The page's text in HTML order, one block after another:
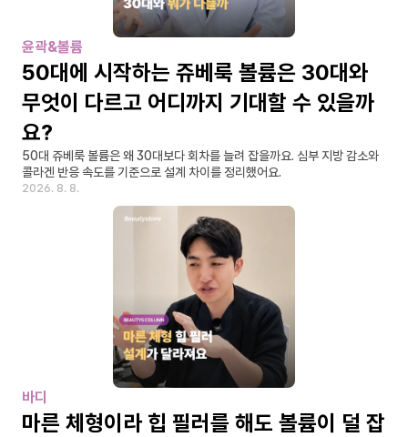
윤곽&볼륨
50대에 시작하는 쥬베룩 볼륨은 30대와
무엇이 다르고 어디까지 기대할 수 있을까
요?
50대 쥬베룩 볼륨은 왜 30대보다 회차를 늘려 잡을까요. 심부 지방 감소와
콜라겐 반응 속도를 기준으로 설계 차이를 정리했어요.
2026. 8. 8.
바디
마른 체형이라 힙 필러를 해도 볼륨이 덜 잡